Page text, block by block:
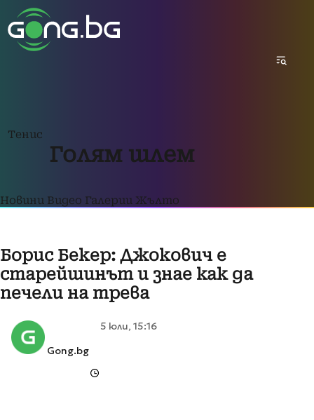
Тенис
Голям шлем
Новини Видео Галерии Жълто
Борис Бекер: Джокович е
старейшинът и знае как да
печели на трева
Gong.bg
5 юли, 15:16